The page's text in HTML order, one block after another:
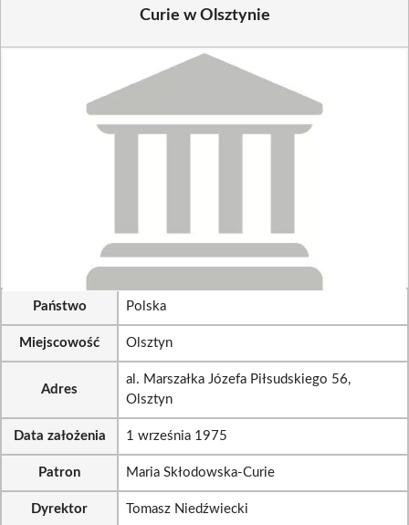
Curie w Olsztynie
Państwo Polska
Miejscowość Olsztyn
Adres
al. Marszałka Józefa Piłsudskiego 56,
Olsztyn
Data założenia 1 września 1975
Patron Maria Skłodowska-Curie
Dyrektor Tomasz Niedźwiecki